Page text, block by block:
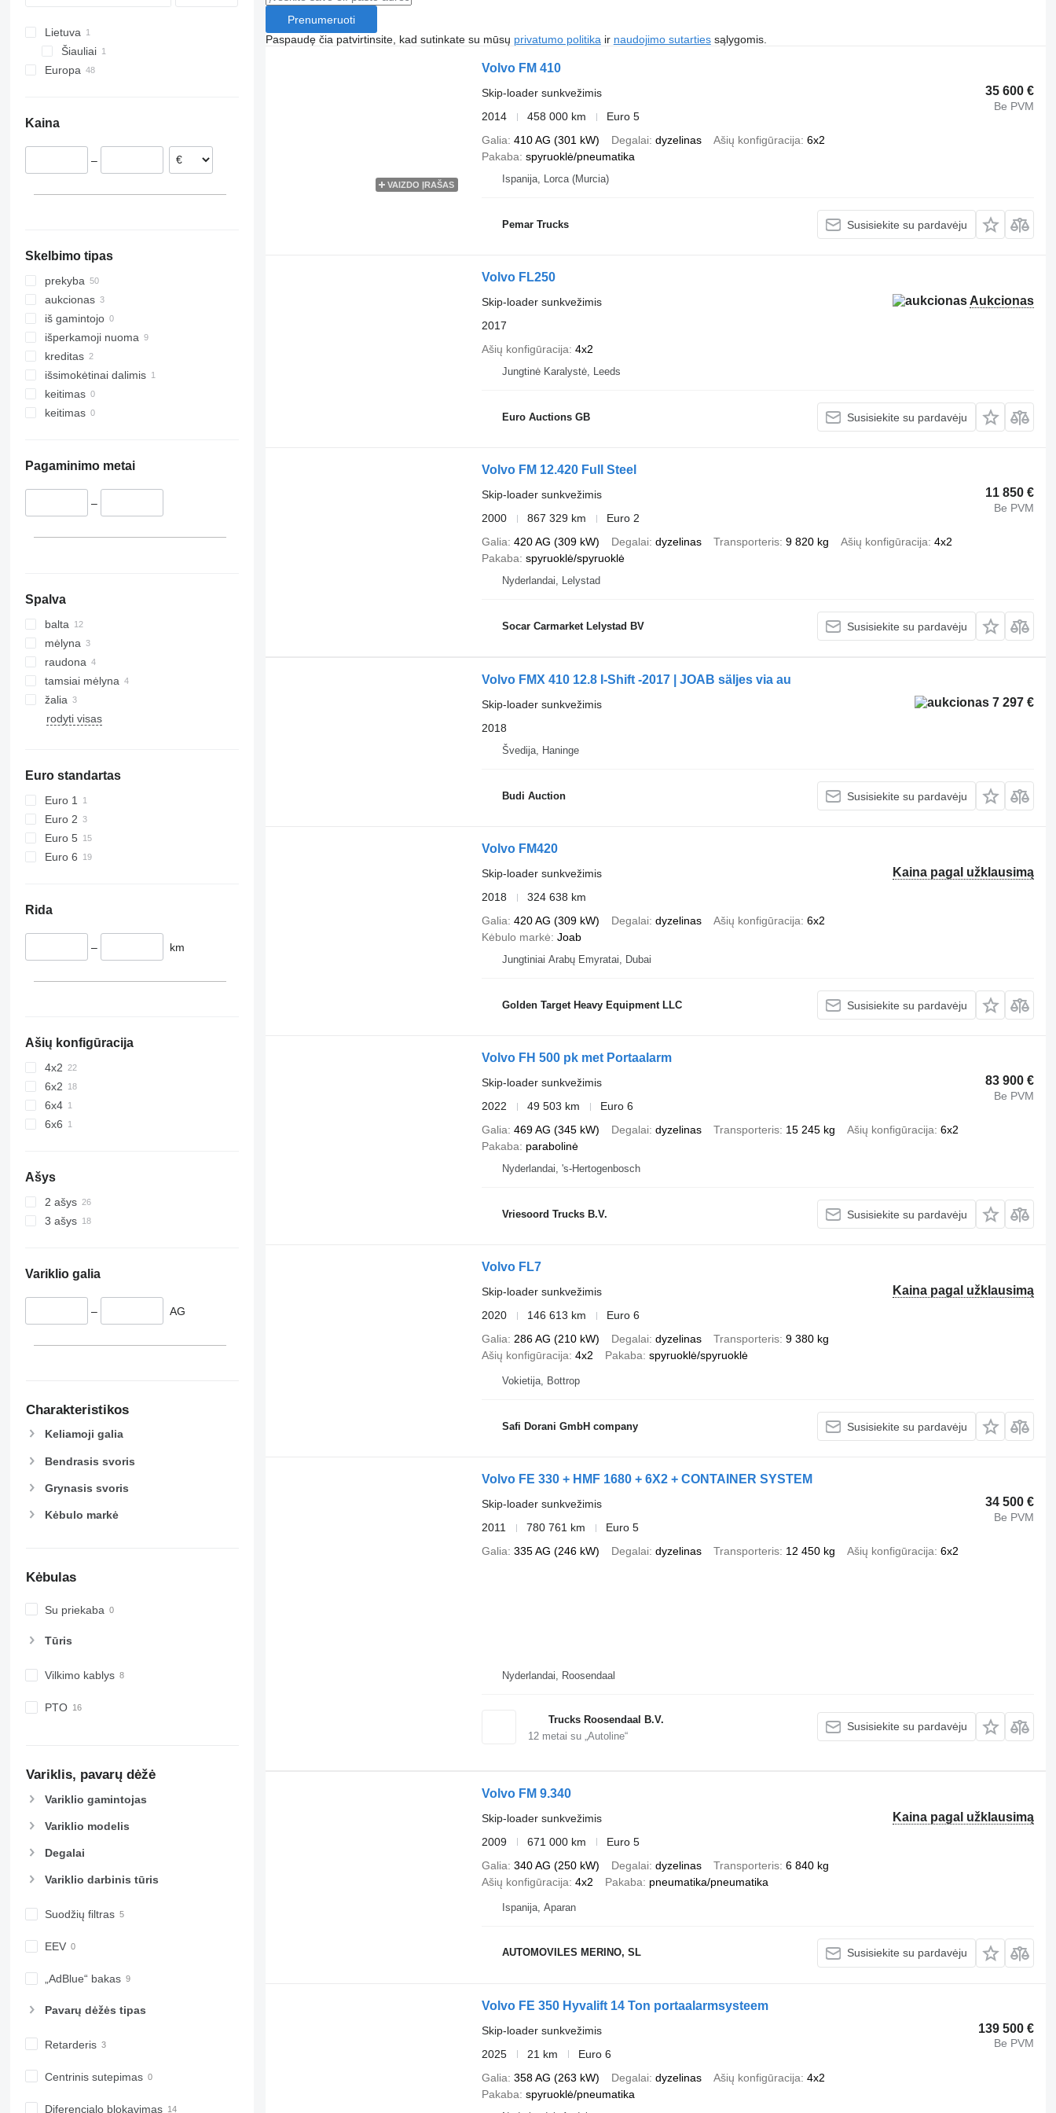
FM 380
FM 400
FM 410
FM 460
Lietuva
Šiauliai
Europa
Lenkija
Slovakija
Kaina
–
Skelbimo tipas
prekyba
aukcionas
iš gamintojo
išperkamoji nuoma
kreditas
išsimokėtinai dalimis
keitimas
keitimas
Pagaminimo metai
–
Spalva
balta
mėlyna
raudona
tamsiai mėlyna
žalia
rodyti visas
Euro standartas
Euro 1
Euro 2
Euro 5
Euro 6
Rida
– km
Ašių konfigūracija
4x2
6x2
6x4
6x6
Ašys
2 ašys
3 ašys
Variklio galia
– AG
Charakteristikos
Keliamoji galia
Bendrasis svoris
Grynasis svoris
Kėbulo markė
Kėbulas
Su priekaba
Tūris
Vilkimo kablys
PTO
Variklis, pavarų dėžė
Variklio gamintojas
Variklio modelis
Degalai
Variklio darbinis tūris
Suodžių filtras
EEV
„AdBlue“ bakas
Pavarų dėžės tipas
Retarderis
Centrinis sutepimas
Diferencialo blokavimas
Prenumeruoti
Paspaudę čia patvirtinsite, kad sutinkate su mūsų privatumo politika ir naudojimo sutartiessąlygomis.
VAIZDO ĮRAŠAS
Volvo FM 410
35 600 €
Be PVM
Skip-loader sunkvežimis
2014
458 000 km
Euro 5
Galia 410 AG (301 kW) Degalai dyzelinas Ašių konfigūracija 6x2
Pakaba spyruoklė/pneumatika
Ispanija, Lorca (Murcia)
Pemar Trucks Susisiekite su pardavėju
Volvo FL250
Aukcionas
Skip-loader sunkvežimis
2017
Ašių konfigūracija 4x2
Jungtinė Karalystė, Leeds
Euro Auctions GB Susisiekite su pardavėju
Volvo FM 12.420 Full Steel
11 850 €
Be PVM
Skip-loader sunkvežimis
2000
867 329 km
Euro 2
Galia 420 AG (309 kW) Degalai dyzelinas Transporteris 9 820 kg Ašių konfigūracija 4x2
Pakaba spyruoklė/spyruoklė
Nyderlandai, Lelystad
Socar Carmarket Lelystad BV Susisiekite su pardavėju
Volvo FMX 410 12.8 I-Shift -2017 | JOAB säljes via au
7 297 €
Skip-loader sunkvežimis
2018
Švedija, Haninge
Budi Auction Susisiekite su pardavėju
Volvo FM420
Kaina pagal užklausimą
Skip-loader sunkvežimis
2018
324 638 km
Galia 420 AG (309 kW) Degalai dyzelinas Ašių konfigūracija 6x2
Kėbulo markė Joab
Jungtiniai Arabų Emyratai, Dubai
Golden Target Heavy Equipment LLC Susisiekite su pardavėju
Volvo FH 500 pk met Portaalarm
83 900 €
Be PVM
Skip-loader sunkvežimis
2022
49 503 km
Euro 6
Galia 469 AG (345 kW) Degalai dyzelinas Transporteris 15 245 kg Ašių konfigūracija 6x2
Pakaba
parabolinė
Nyderlandai, 's-Hertogenbosch
Vriesoord Trucks B.V. Susisiekite su pardavėju
Volvo FL7
Kaina pagal užklausimą
Skip-loader sunkvežimis
2020
146 613 km
Euro 6
Galia
286 AG (210 kW) Degalai dyzelinas Transporteris 9 380 kg
Ašių konfigūracija 4x2 Pakaba spyruoklė/spyruoklė
Vokietija, Bottrop
Safi Dorani GmbH company Susisiekite su pardavėju
Volvo FE 330 + HMF 1680 + 6X2 + CONTAINER SYSTEM
34 500 €
Be PVM
Skip-loader sunkvežimis
2011
780 761 km
Euro 5
Galia 335 AG (246 kW) Degalai dyzelinas Transporteris 12 450 kg Ašių konfigūracija 6x2
Nyderlandai, Roosendaal
Trucks Roosendaal B.V.
12metai su „Autoline“
Susisiekite su pardavėju
Volvo FM 9.340
Kaina pagal užklausimą
Skip-loader sunkvežimis
2009
671 000 km
Euro 5
Galia 340 AG (250 kW) Degalai dyzelinas Transporteris 6 840 kg
Ašių konfigūracija 4x2 Pakaba pneumatika/pneumatika
Ispanija, Aparan
AUTOMOVILES MERINO, SL Susisiekite su pardavėju
Volvo FE 350 Hyvalift 14 Ton portaalarmsysteem
139 500 €
Be PVM
Skip-loader sunkvežimis
2025
21 km
Euro 6
Galia 358 AG (263 kW) Degalai dyzelinas Ašių konfigūracija 4x2
Pakaba spyruoklė/pneumatika